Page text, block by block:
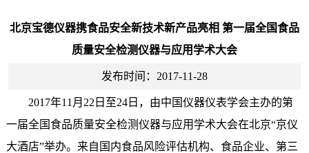
北京宝德仪器携食品安全新技术新产品亮相 第一届全国食品
质量安全检测仪器与应用学术大会
发布时间：2017-11-28
2017年11月22日至24日，由中国仪器仪表学会主办的第
一届全国食品质量安全检测仪器与应用学术大会在北京“京仪
大酒店”举办。来自国内食品风险评估机构、食品企业、第三